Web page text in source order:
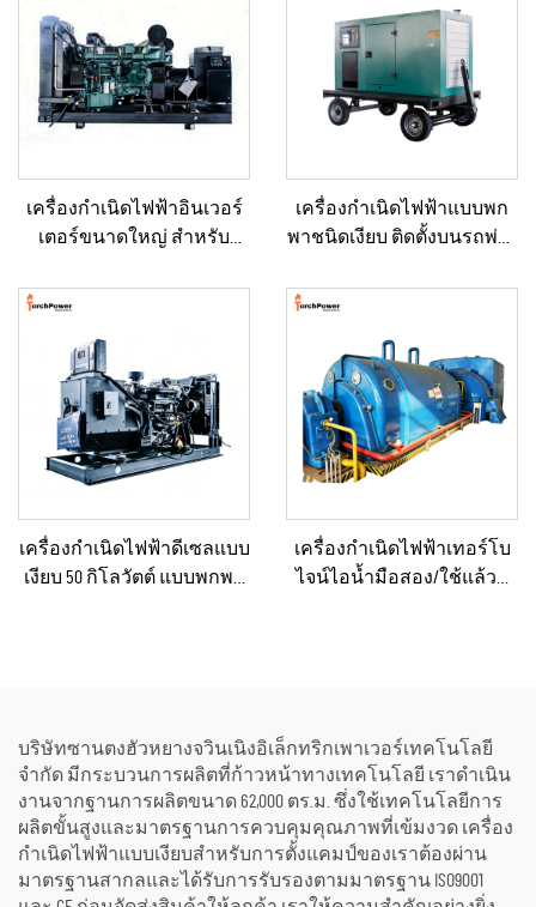
เครื่องกำเนิดไฟฟ้าอินเวอร์
เตอร์ขนาดใหญ่ สำหรับ
กำเนิดไฟฟ้าดีเซลสำรอง
เครื่องกำเนิดไฟฟ้าแบบพก
พาชนิดเงียบ ติดตั้งบนรถพ่วง
เครื่องกำเนิดไฟฟ้าดีเซลแบบ
เงียบ 50 กิโลวัตต์ แบบพกพา
เครื่องกำเนิดไฟฟ้าเทอร์โบ
ไจน์ไอน้ำมือสอง/ใช้แล้วที่
บริษัทซานตงฮัวหยางจวินเนิงอิเล็กทริกเพาเวอร์เทคโนโลยี
จำกัด มีกระบวนการผลิตที่ก้าวหน้าทางเทคโนโลยี เราดำเนิน
งานจากฐานการผลิตขนาด 62,000 ตร.ม. ซึ่งใช้เทคโนโลยีการ
ผลิตขั้นสูงและมาตรฐานการควบคุมคุณภาพที่เข้มงวด เครื่อง
กำเนิดไฟฟ้าแบบเงียบสำหรับการตั้งแคมป์ของเราต้องผ่าน
มาตรฐานสากลและได้รับการรับรองตามมาตรฐาน ISO9001